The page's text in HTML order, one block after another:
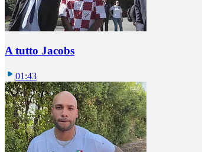
A tutto Jacobs
01:43